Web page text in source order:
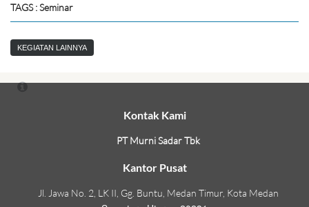
TAGS : Seminar
KEGIATAN LAINNYA
Kontak Kami
PT Murni Sadar Tbk
Kantor Pusat
Jl. Jawa No. 2, LK II, Gg. Buntu, Medan Timur, Kota Medan